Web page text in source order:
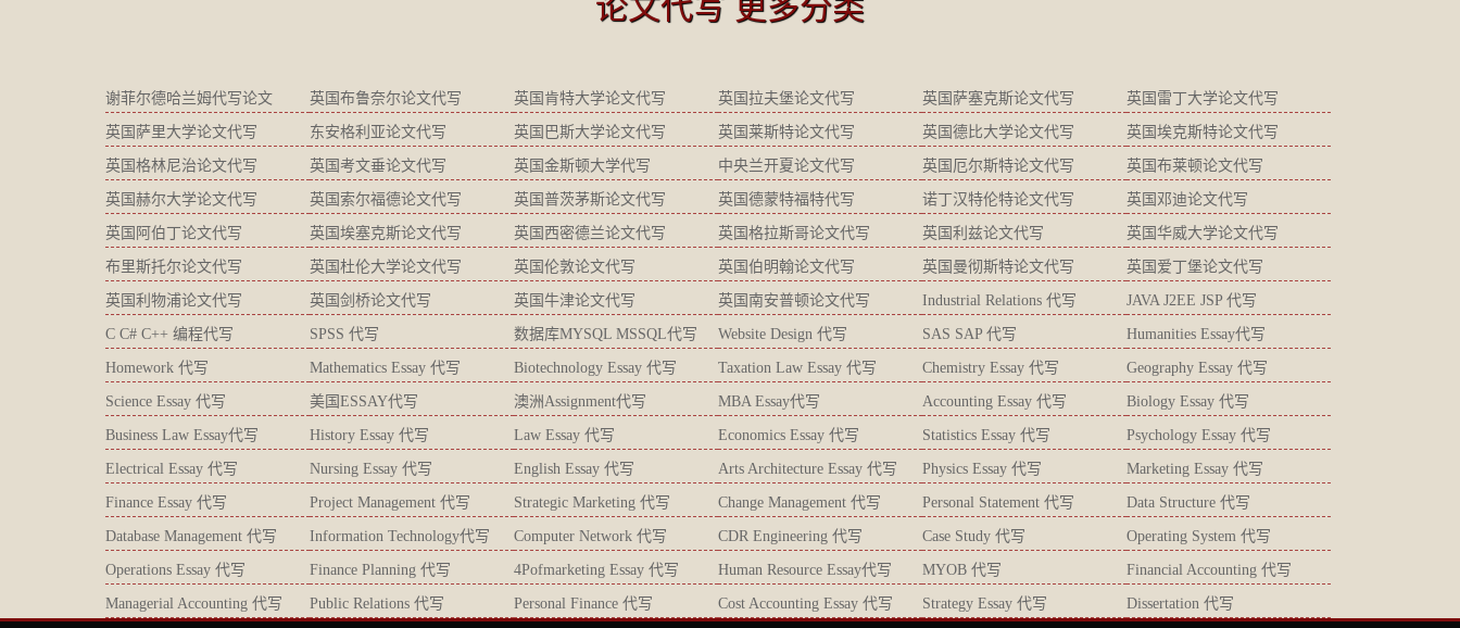
谢菲尔德哈兰姆代写论文 英国布鲁奈尔论文代写 英国肯特大学论文代写 英国拉夫堡论文代写 英国萨塞克斯论文代写 英国雷丁大学论文代写
英国萨里大学论文代写 东安格利亚论文代写 英国巴斯大学论文代写 英国莱斯特论文代写 英国德比大学论文代写 英国埃克斯特论文代写
英国格林尼治论文代写 英国考文垂论文代写 英国金斯顿大学代写 中央兰开夏论文代写 英国厄尔斯特论文代写 英国布莱顿论文代写
英国赫尔大学论文代写 英国索尔福德论文代写 英国普茨茅斯论文代写 英国德蒙特福特代写 诺丁汉特伦特论文代写 英国邓迪论文代写
英国阿伯丁论文代写 英国埃塞克斯论文代写 英国西密德兰论文代写 英国格拉斯哥论文代写 英国利兹论文代写 英国华威大学论文代写
布里斯托尔论文代写 英国杜伦大学论文代写 英国伦敦论文代写 英国伯明翰论文代写 英国曼彻斯特论文代写 英国爱丁堡论文代写
英国利物浦论文代写 英国剑桥论文代写 英国牛津论文代写 英国南安普顿论文代写 Industrial Relations 代写 JAVA J2EE JSP 代写
C C# C++ 编程代写 SPSS 代写 数据库MYSQL MSSQL代写 Website Design 代写 SAS SAP 代写 Humanities Essay代写
Homework 代写 Mathematics Essay 代写 Biotechnology Essay 代写 Taxation Law Essay 代写 Chemistry Essay 代写 Geography Essay 代写
Science Essay 代写 美国ESSAY代写 澳洲Assignment代写 MBA Essay代写 Accounting Essay 代写 Biology Essay 代写
Business Law Essay代写 History Essay 代写 Law Essay 代写 Economics Essay 代写 Statistics Essay 代写 Psychology Essay 代写
Electrical Essay 代写 Nursing Essay 代写 English Essay 代写 Arts Architecture Essay 代写 Physics Essay 代写 Marketing Essay 代写
Finance Essay 代写 Project Management 代写 Strategic Marketing 代写 Change Management 代写 Personal Statement 代写 Data Structure 代写
Database Management 代写 Information Technology代写 Computer Network 代写 CDR Engineering 代写 Case Study 代写 Operating System 代写
Operations Essay 代写 Finance Planning 代写 4Pofmarketing Essay 代写 Human Resource Essay代写 MYOB 代写 Financial Accounting 代写
Managerial Accounting 代写 Public Relations 代写 Personal Finance 代写 Cost Accounting Essay 代写 Strategy Essay 代写 Dissertation 代写